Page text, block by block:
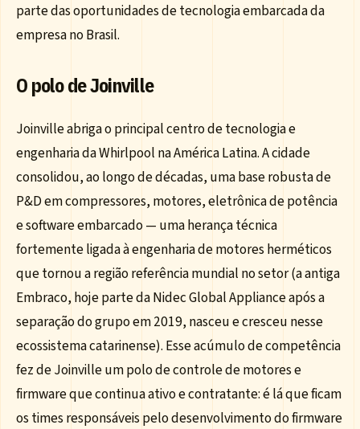
parte das oportunidades de tecnologia embarcada da
empresa no Brasil.
O polo de Joinville
Joinville abriga o principal centro de tecnologia e
engenharia da Whirlpool na América Latina. A cidade
consolidou, ao longo de décadas, uma base robusta de
P&D em compressores, motores, eletrônica de potência
e software embarcado — uma herança técnica
fortemente ligada à engenharia de motores herméticos
que tornou a região referência mundial no setor (a antiga
Embraco, hoje parte da Nidec Global Appliance após a
separação do grupo em 2019, nasceu e cresceu nesse
ecossistema catarinense). Esse acúmulo de competência
fez de Joinville um polo de controle de motores e
firmware que continua ativo e contratante: é lá que ficam
os times responsáveis pelo desenvolvimento do firmware